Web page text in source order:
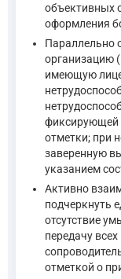
объективных
оформления
Параллельно
организацию
имеющую
фиксирующей
отметки; при
заверенную
указанием
Активно
подчеркнуть
отсутствие
передачу
отметкой о